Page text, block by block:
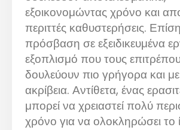
εξοικονομώντας χρόνο και
περιττές καθυστερήσεις.
πρόσβαση σε εξειδικευμένα
εξοπλισμό που τους
δουλεύουν πιο γρήγορα και
ακρίβεια. Αντίθετα, ένας
μπορεί να χρειαστεί πολύ
χρόνο για να ολοκληρώσει το